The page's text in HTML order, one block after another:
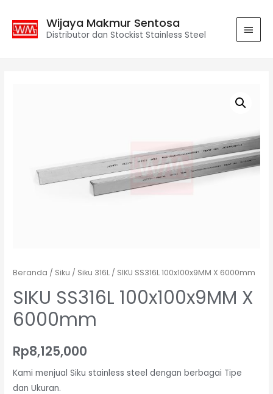
Wijaya Makmur Sentosa
Distributor dan Stockist Stainless Steel
Beranda / Siku / Siku 316L / SIKU SS316L 100x100x9MM X 6000mm
SIKU SS316L 100x100x9MM X
6000mm
Rp8,125,000
Kami menjual Siku stainless steel dengan berbagai Tipe
dan Ukuran.